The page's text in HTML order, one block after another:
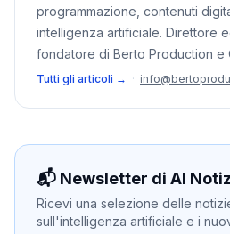
programmazione, contenuti
intelligenza artificiale. Direttore
fondatore di Berto Production e
Tutti gli articoli → ·
📬 Newsletter di AI
Ricevi una selezione delle
sull'intelligenza artificiale e i